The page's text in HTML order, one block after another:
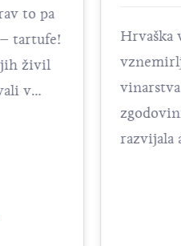
to pa
tartufe!
živil
v
Hrvaška
razvijala
Za vas